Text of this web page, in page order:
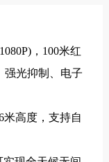
，100米红
强光抑制、电子
米高度，支持自